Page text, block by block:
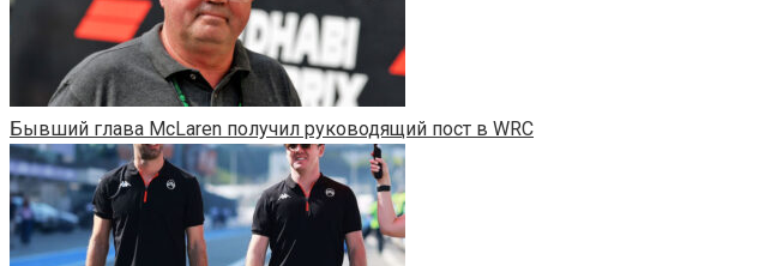
Бывший глава McLaren получил руководящий пост в WRC